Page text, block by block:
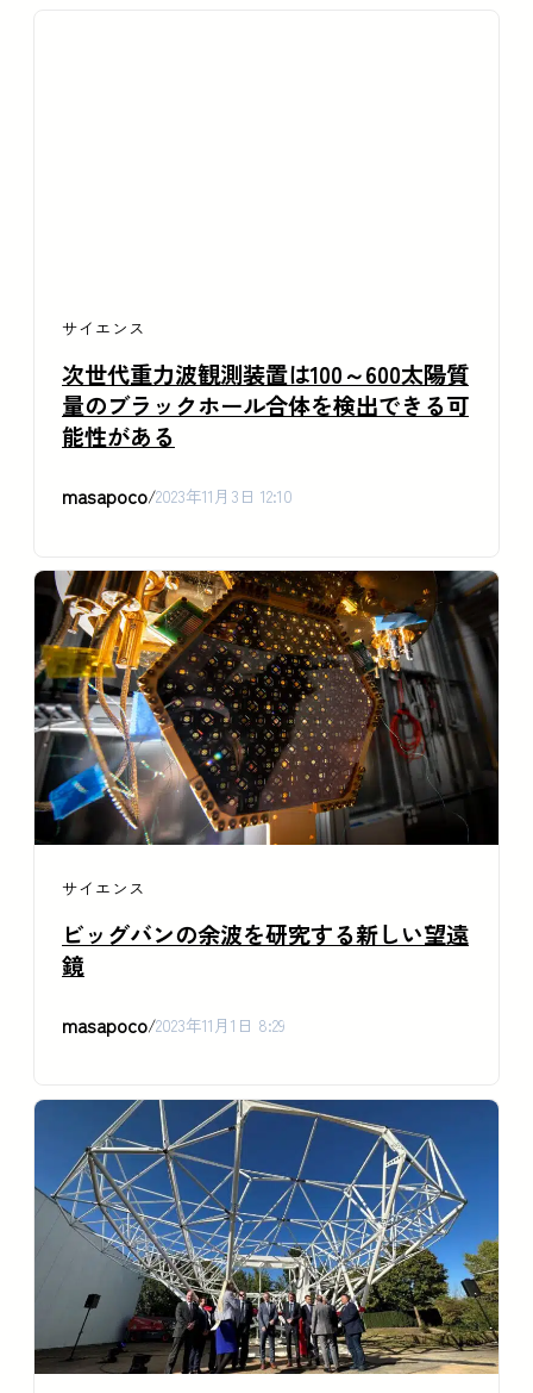
サイエンス
次世代重力波観測装置は100～600太陽質
量のブラックホール合体を検出できる可
能性がある
masapoco/2023年11月3日 12:10
サイエンス
ビッグバンの余波を研究する新しい望遠
鏡
masapoco/2023年11月1日 8:29